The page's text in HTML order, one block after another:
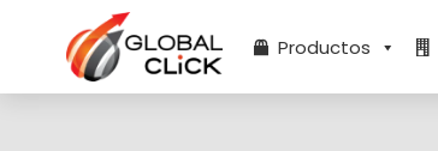
contenido
Productos